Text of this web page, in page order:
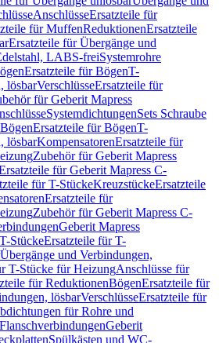
AnschlüsseErsatzteile für
für MuffenReduktionenErsatzteile
Ersatzteile für Übergänge und
LABS-freiSystemrohre
Ersatzteile für BögenT-
lösbarVerschlüsseErsatzteile für
für Geberit Mapress
SystemdichtungenSets Schraube
BögenErsatzteile für BögenT-
lösbarKompensatorenErsatzteile für
Zubehör für Geberit Mapress
für Geberit Mapress C-
für T-StückeKreuzstückeErsatzteile
Ersatzteile für
Zubehör für Geberit Mapress C-
Geberit Mapress
T-StückeErsatzteile für T-
Übergänge und Verbindungen,
T-Stücke für HeizungAnschlüsse für
für ReduktionenBögenErsatzteile für
lösbarVerschlüsseErsatzteile für
für Rohre und
Geberit
Spülkästen und WC-